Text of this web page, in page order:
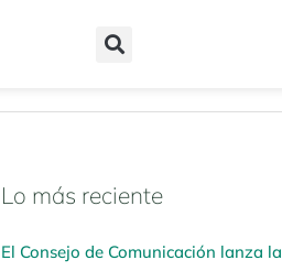
Lo más reciente
El Consejo de Comunicación lanza la
N
v